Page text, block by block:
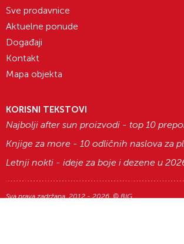
Sve prodavnice
Aktuelne ponude
Događaji
Kontakt
Mapa objekta
KORISNI TEKSTOVI
Najbolji after sun proizvodi - top 10
Knjige za more - 10 odličnih naslova za
Letnji nokti - ideje za boje i dezene u
Sva prava zadržana. 2012 - 2026. © BIG